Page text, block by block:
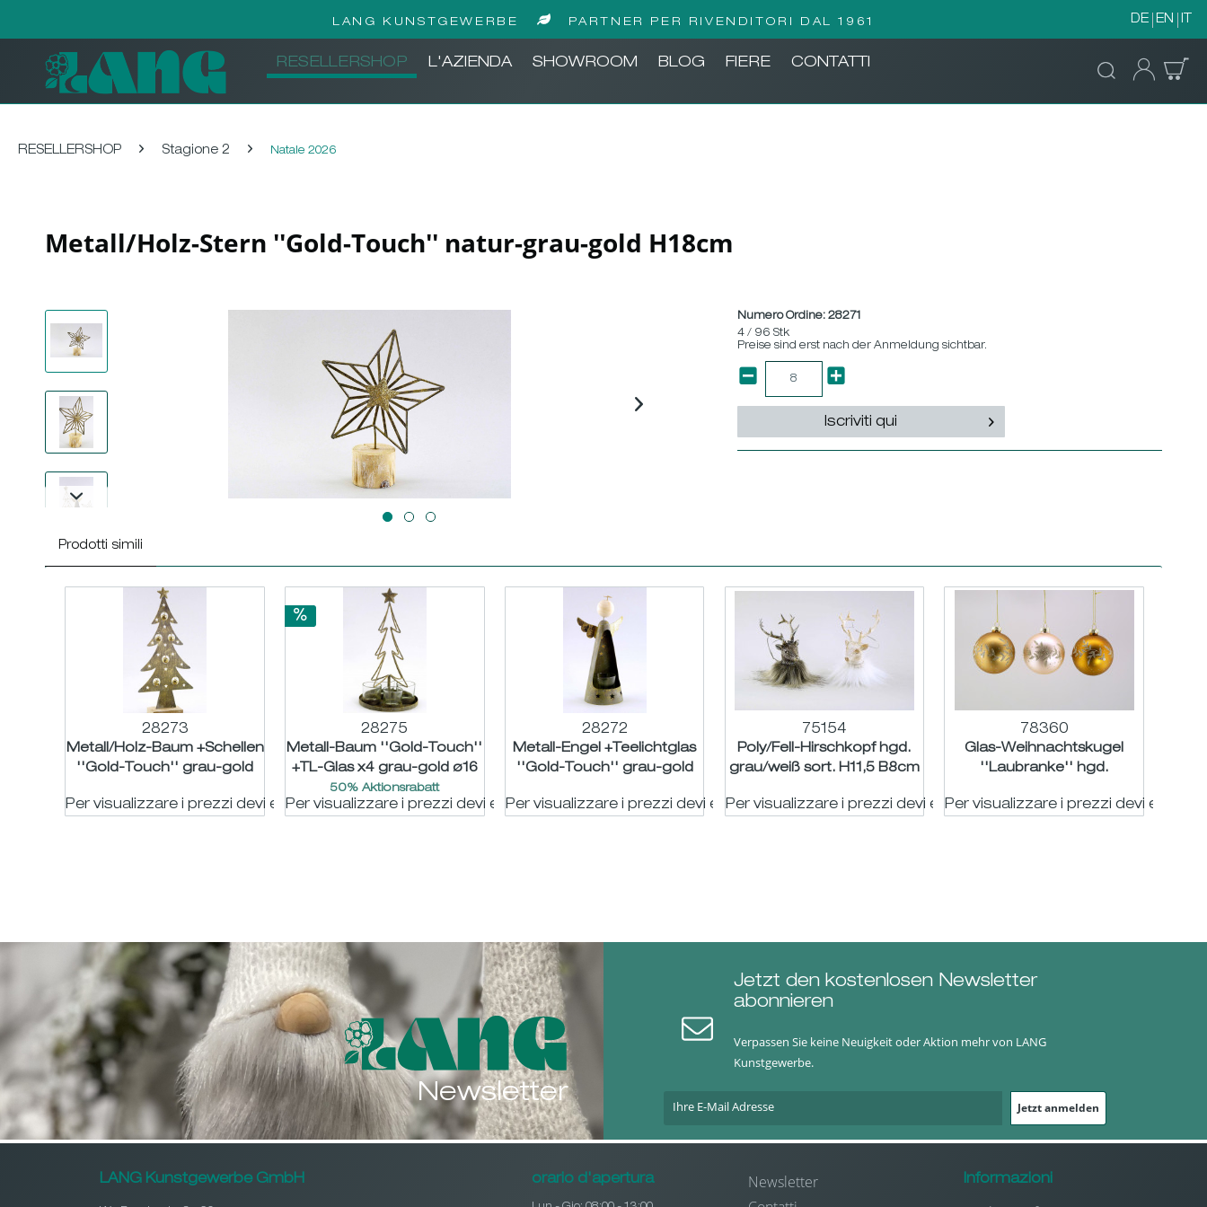
LANG KUNSTGEWERBE PARTNER PER RIVENDITORI DAL 1961 DE EN IT
RESELLERSHOP L'AZIENDA SHOWROOM BLOG FIERE CONTATTI
RESELLERSHOP Stagione 2 Natale 2026
Metall/Holz-Stern ''Gold-Touch'' natur-grau-gold H18cm
Numero Ordine:28271
4 / 96 Stk
Preise sind erst nach der Anmeldung sichtbar.
Iscriviti qui
Prodotti simili
28273
Metall/Holz-Baum +Schellen
''Gold-Touch'' grau-gold
Per visualizzare i prezzi devi essere registrato
28275
Metall-Baum ''Gold-Touch''
+TL-Glas x4 grau-gold ø16
H32cm
50% Aktionsrabatt
Per visualizzare i prezzi devi essere registrato
28272
Metall-Engel +Teelichtglas
''Gold-Touch'' grau-gold
Per visualizzare i prezzi devi essere registrato
75154
Poly/Fell-Hirschkopf hgd.
grau/weiß sort. H11,5 B8cm
Per visualizzare i prezzi devi essere registrato
78360
Glas-Weihnachtskugel
''Laubranke'' hgd.
ø8cm
Per visualizzare i prezzi devi essere
Newsletter
Jetzt den kostenlosen Newsletter
abonnieren
Verpassen Sie keine Neuigkeit oder Aktion mehr von LANG
Kunstgewerbe.
Jetzt anmelden
LANG Kunstgewerbe GmbH orario d'apertura
Newsletter
Informazioni